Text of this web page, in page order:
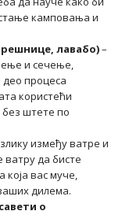
камповања и
лавабо)–
и сечење,
део процеса
користећи
штете по
између ватре и
ватру да бисте
која вас муче,
дилема.
о